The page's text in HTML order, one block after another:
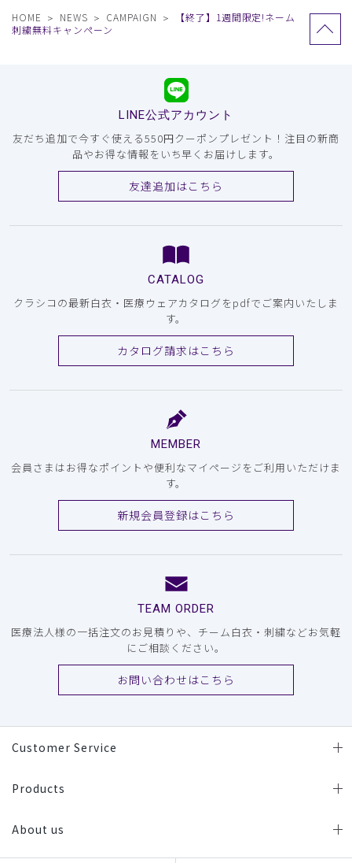
HOME NEWS CAMPAIGN
【終了】1週間限定!ネーム
刺繍無料キャンペーン
LINE公式アカウント
友だち追加で今すぐ使える550円クーポンプレゼント！注目の新商
品やお得な情報をいち早くお届けします。
友達追加はこちら
CATALOG
クラシコの最新白衣・医療ウェアカタログをpdfでご案内いたしま
す。
カタログ請求はこちら
MEMBER
会員さまはお得なポイントや便利なマイページをご利用いただけま
す。
新規会員登録はこちら
TEAM ORDER
医療法人様の一括注文のお見積りや、チーム白衣・刺繍などお気軽
にご相談ください。
お問い合わせはこちら
Customer Service
Products
About us